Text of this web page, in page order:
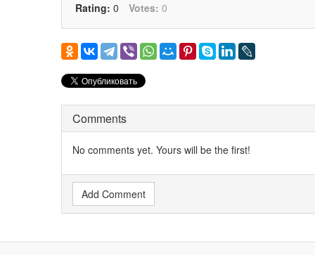
Rating: 0 Votes: 0
Comments
No comments yet. Yours will be the first!
Add Comment